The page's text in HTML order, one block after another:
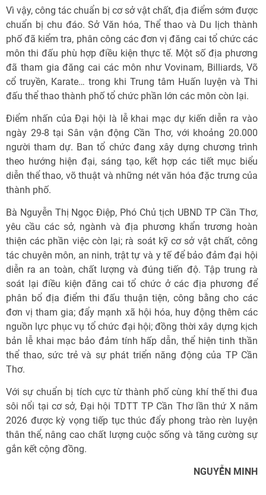
Vì vậy, công tác chuẩn bị cơ sở vật chất, địa điểm sớm được
chuẩn bị chu đáo. Sở Văn hóa, Thể thao và Du lịch thành
phố đã kiểm tra, phân công các đơn vị đăng cai tổ chức các
môn thi đấu phù hợp điều kiện thực tế. Một số địa phương
đã tham gia đăng cai các môn như Vovinam, Billiards, Võ
cổ truyền, Karate… trong khi Trung tâm Huấn luyện và Thi
đấu thể thao thành phố tổ chức phần lớn các môn còn lại.
Điểm nhấn của Đại hội là lễ khai mạc dự kiến diễn ra vào
ngày 29-8 tại Sân vận động Cần Thơ, với khoảng 20.000
người tham dự. Ban tổ chức đang xây dựng chương trình
theo hướng hiện đại, sáng tạo, kết hợp các tiết mục biểu
diễn thể thao, võ thuật và những nét văn hóa đặc trưng của
thành phố.
Bà Nguyễn Thị Ngọc Điệp, Phó Chủ tịch UBND TP Cần Thơ,
yêu cầu các sở, ngành và địa phương khẩn trương hoàn
thiện các phần việc còn lại; rà soát kỹ cơ sở vật chất, công
tác chuyên môn, an ninh, trật tự và y tế để bảo đảm đại hội
diễn ra an toàn, chất lượng và đúng tiến độ. Tập trung rà
soát lại điều kiện đăng cai tổ chức ở các địa phương để
phân bổ địa điểm thi đấu thuận tiện, công bằng cho các
đơn vị tham gia; đẩy mạnh xã hội hóa, huy động thêm các
nguồn lực phục vụ tổ chức đại hội; đồng thời xây dựng kịch
bản lễ khai mạc bảo đảm tính hấp dẫn, thể hiện tinh thần
thể thao, sức trẻ và sự phát triển năng động của TP Cần
Thơ.
Với sự chuẩn bị tích cực từ thành phố cùng khí thế thi đua
sôi nổi tại cơ sở, Đại hội TDTT TP Cần Thơ lần thứ X năm
2026 được kỳ vọng tiếp tục thúc đẩy phong trào rèn luyện
thân thể, nâng cao chất lượng cuộc sống và tăng cường sự
gắn kết cộng đồng.
NGUYỄN MINH